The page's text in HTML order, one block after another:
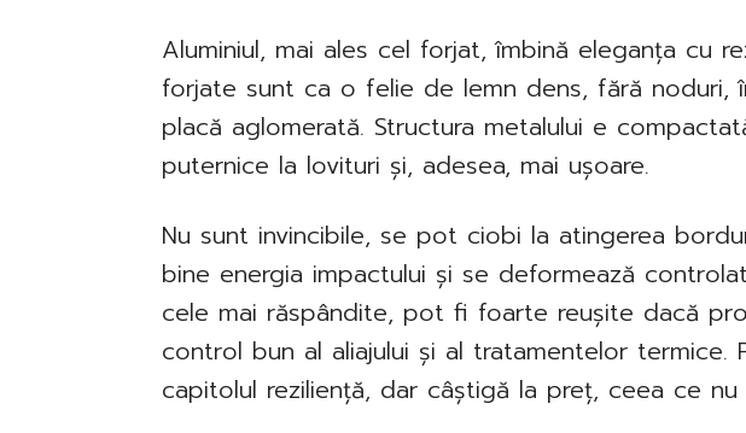
Aluminiul, mai ales cel forjat, îmbină eleganța cu
forjate sunt ca o felie de lemn dens, fără noduri,
placă aglomerată. Structura metalului e
puternice la lovituri și, adesea, mai ușoare.
Nu sunt invincibile, se pot ciobi la atingerea
bine energia impactului și se deformează
cele mai răspândite, pot fi foarte reușite dacă
control bun al aliajului și al tratamentelor termice.
capitolul reziliență, dar câștigă la preț, ceea ce